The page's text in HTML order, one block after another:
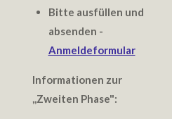
Bitte ausfüllen und
absenden -
Anmeldeformular
Informationen zur
,,Zweiten Phase":